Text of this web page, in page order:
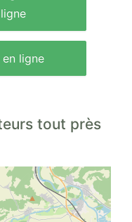
ligne
tout près